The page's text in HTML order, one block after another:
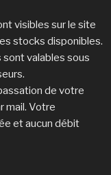
visibles sur le site
stocks disponibles.
valables sous
de votre
mail. Votre
et aucun débit